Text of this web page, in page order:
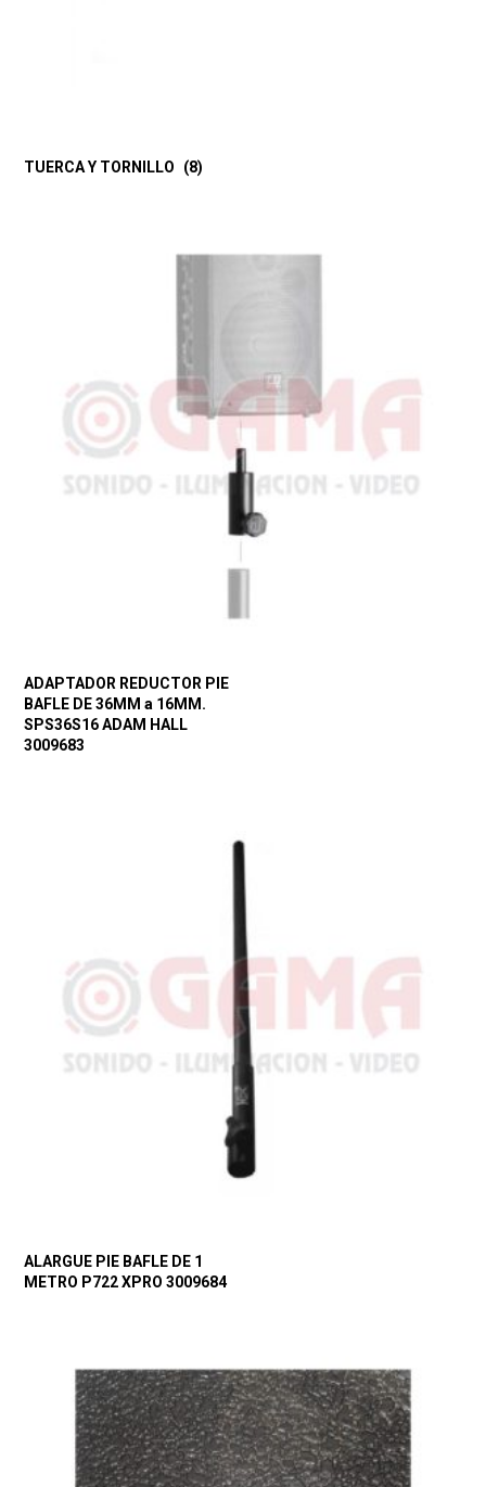
TUERCA Y TORNILLO (8)
ADAPTADOR REDUCTOR PIE
BAFLE DE 36MM a 16MM.
SPS36S16 ADAM HALL
3009683
ALARGUE PIE BAFLE DE 1
METRO P722 XPRO 3009684